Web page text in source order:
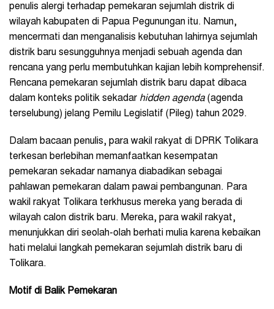
penulis alergi terhadap pemekaran sejumlah distrik di
wilayah kabupaten di Papua Pegunungan itu. Namun,
mencermati dan menganalisis kebutuhan lahirnya sejumlah
distrik baru sesungguhnya menjadi sebuah agenda dan
rencana yang perlu membutuhkan kajian lebih komprehensif.
Rencana pemekaran sejumlah distrik baru dapat dibaca
dalam konteks politik sekadar hidden agenda(agenda
terselubung) jelang Pemilu Legislatif (Pileg) tahun 2029.
Dalam bacaan penulis, para wakil rakyat di DPRK Tolikara
terkesan berlebihan memanfaatkan kesempatan
pemekaran sekadar namanya diabadikan sebagai
pahlawan pemekaran dalam pawai pembangunan. Para
wakil rakyat Tolikara terkhusus mereka yang berada di
wilayah calon distrik baru. Mereka, para wakil rakyat,
menunjukkan diri seolah-olah berhati mulia karena kebaikan
hati melalui langkah pemekaran sejumlah distrik baru di
Tolikara.
Motif di Balik Pemekaran